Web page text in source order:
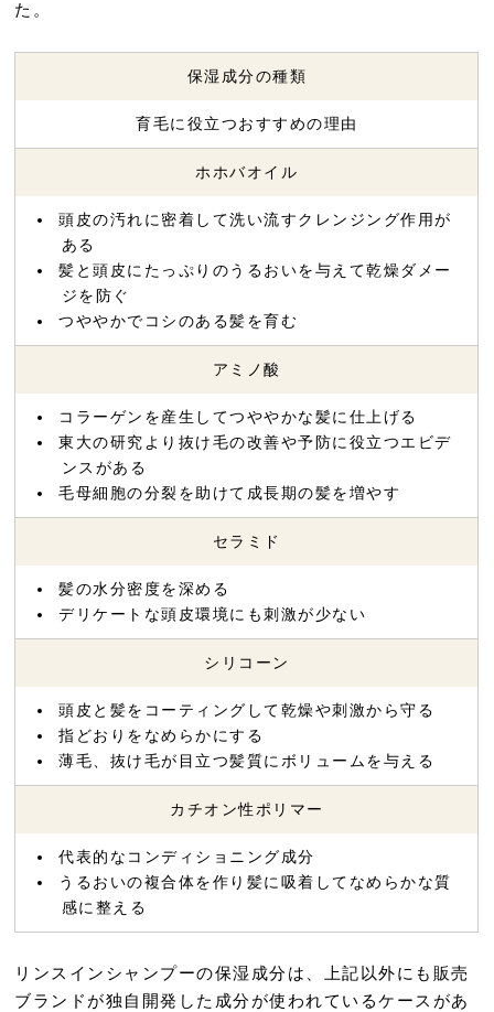
た。
保湿成分の種類
育毛に役立つおすすめの理由
ホホバオイル
頭皮の汚れに密着して洗い流すクレンジング作用が
ある
髪と頭皮にたっぷりのうるおいを与えて乾燥ダメー
ジを防ぐ
つややかでコシのある髪を育む
アミノ酸
コラーゲンを産生してつややかな髪に仕上げる
東大の研究より抜け毛の改善や予防に役立つエビデ
ンスがある
毛母細胞の分裂を助けて成長期の髪を増やす
セラミド
髪の水分密度を深める
デリケートな頭皮環境にも刺激が少ない
シリコーン
頭皮と髪をコーティングして乾燥や刺激から守る
指どおりをなめらかにする
薄毛、抜け毛が目立つ髪質にボリュームを与える
カチオン性ポリマー
代表的なコンディショニング成分
うるおいの複合体を作り髪に吸着してなめらかな質
感に整える
リンスインシャンプーの保湿成分は、上記以外にも販売
ブランドが独自開発した成分が使われているケースがあ